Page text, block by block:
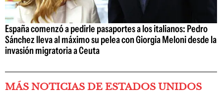
España comenzó a pedirle pasaportes a los italianos: Pedro
Sánchez lleva al máximo su pelea con Giorgia Meloni desde la
invasión migratoria a Ceuta
MÁS NOTICIAS DE ESTADOS UNIDOS